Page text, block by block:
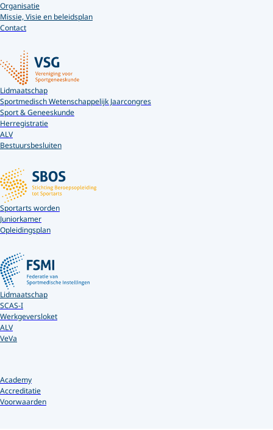
Organisatie
Missie, Visie en beleidsplan
Contact
Lidmaatschap
Sportmedisch Wetenschappelijk Jaarcongres
Sport & Geneeskunde
Herregistratie
ALV
Bestuursbesluiten
Sportarts worden
Juniorkamer
Opleidingsplan
Lidmaatschap
SCAS-I
Werkgeversloket
ALV
VeVa
Academy
Accreditatie
Voorwaarden